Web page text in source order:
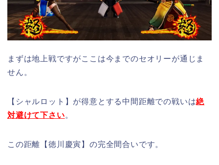
まずは地上戦ですがここは今までのセオリーが通じま
せん。
【シャルロット】が得意とする中間距離での戦いは絶
対避けて下さい。
この距離【徳川慶寅】の完全間合いです。